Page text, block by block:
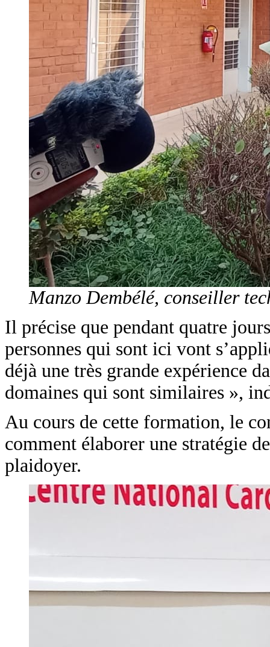
Manzo Dembélé, conseiller
Il précise que pendant quatre
personnes qui sont ici vont
déjà une très grande expérience
domaines qui sont similaires »,
Au cours de cette formation, le
comment élaborer une stratégie
plaidoyer.